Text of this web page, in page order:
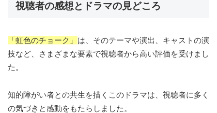
視聴者の感想とドラマの見どころ
「虹色のチョーク」 は、そのテーマや演出、キャストの演
技など、さまざまな要素で視聴者から高い評価を受けまし
た。
知的障がい者との共生を描くこのドラマは、視聴者に多く
の気づきと感動をもたらしました。